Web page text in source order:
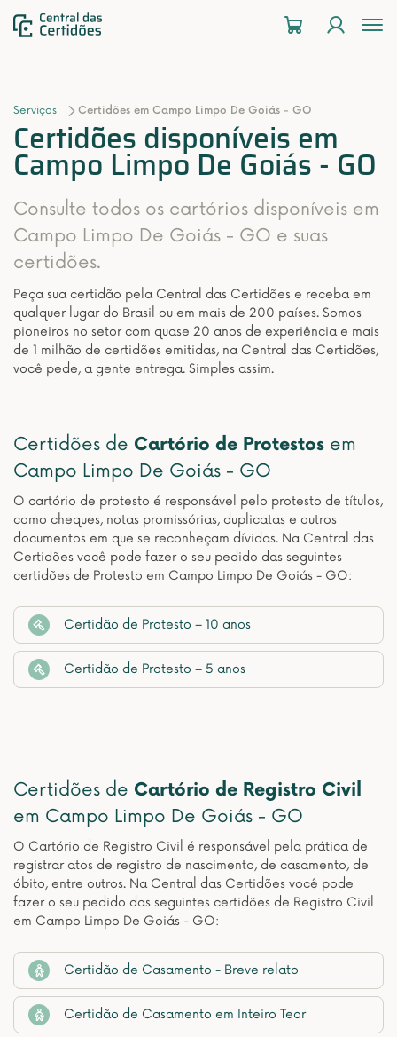
Serviços Certidões em Campo Limpo De Goiás - GO
Certidões disponíveis em
Campo Limpo De Goiás - GO
Consulte todos os cartórios disponíveis em
Campo Limpo De Goiás - GO e suas
certidões.
Peça sua certidão pela Central das Certidões e receba em
qualquer lugar do Brasil ou em mais de 200 países. Somos
pioneiros no setor com quase 20 anos de experiência e mais
de 1 milhão de certidões emitidas, na Central das Certidões,
você pede, a gente entrega. Simples assim.
Certidões de Cartório de Protestos em
Campo Limpo De Goiás - GO
O cartório de protesto é responsável pelo protesto de títulos,
como cheques, notas promissórias, duplicatas e outros
documentos em que se reconheçam dívidas. Na Central das
Certidões você pode fazer o seu pedido das seguintes
certidões de Protesto em Campo Limpo De Goiás - GO:
Certidão de Protesto – 10 anos
Certidão de Protesto – 5 anos
Certidões de Cartório de Registro Civil
em Campo Limpo De Goiás - GO
O Cartório de Registro Civil é responsável pela prática de
registrar atos de registro de nascimento, de casamento, de
óbito, entre outros. Na Central das Certidões você pode
fazer o seu pedido das seguintes certidões de Registro Civil
em Campo Limpo De Goiás - GO:
Certidão de Casamento - Breve relato
Certidão de Casamento em Inteiro Teor